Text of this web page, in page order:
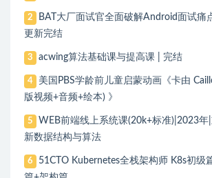
2
BAT大厂面试官全面破解Android面试痛
更新完结
3 acwing算法基础课与提高课 | 完结
4
美国PBS学龄前儿童启蒙动画《卡由
版视频+音频+绘本) 》
5
WEB前端线上系统课(20k+标准)|2023年
新数据结构与算法
6
51CTO Kubernetes全栈架构师 K8s初级